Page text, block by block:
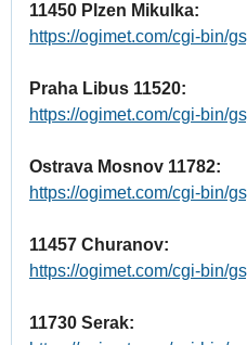
11450 Plzen Mikulka:
https://ogimet.com/cgi-bin/
Praha Libus 11520:
https://ogimet.com/cgi-bin/
Ostrava Mosnov 11782:
https://ogimet.com/cgi-bin/
11457 Churanov:
https://ogimet.com/cgi-bin/
11730 Serak: